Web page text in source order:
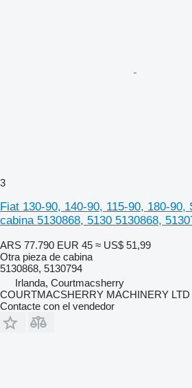
3
Fiat 130-90, 140-90, 115-90, 180-90,
cabina 5130868, 5130 5130868,
ARS 77.790 EUR 45 ≈ US$ 51,99
Otra pieza de cabina
5130868, 5130794
Irlanda, Courtmacsherry
COURTMACSHERRY MACHINERY LTD
Contacte con el vendedor